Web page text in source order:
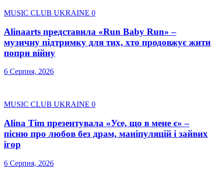
MUSIC CLUB UKRAINE 0
Alinaarts представила «Run Baby Run» –
музичну підтримку для тих, хто продовжує жити
попри війну
6 Серпня, 2026
MUSIC CLUB UKRAINE 0
Alina Tim презентувала «Усе, що в мене є» –
пісню про любов без драм, маніпуляцій і зайвих
ігор
6 Серпня, 2026